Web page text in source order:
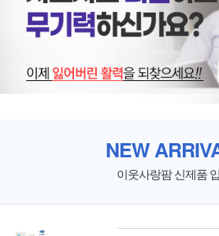
NEW
이웃사랑팜 신제품